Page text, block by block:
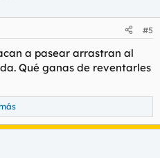
#5
a pasear arrastran al
Qué ganas de reventarles